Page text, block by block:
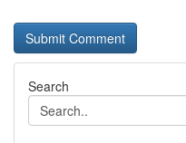
Search